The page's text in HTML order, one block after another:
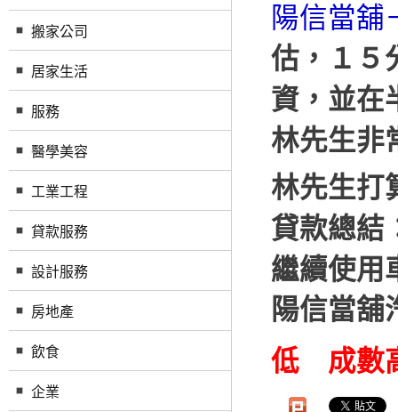
搬家公司
居家生活
服務
醫學美容
工業工程
貸款服務
設計服務
房地產
飲食
企業
陽信當舖
估，１５
資，並在
林先生非
林先生打
貸款總結
繼續使用
陽信當舖
低 成數